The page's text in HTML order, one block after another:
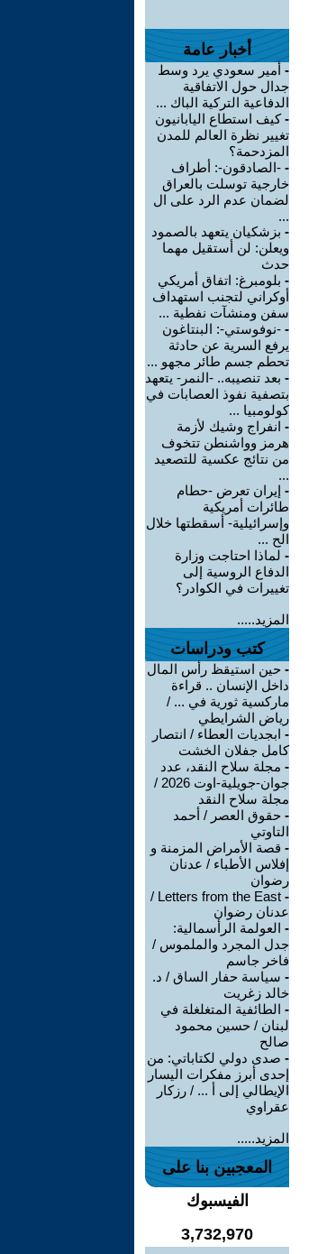
أخبار عامة
- أمير سعودي يرد وسط
جدال حول الاتفاقية
الدفاعية التركية الباك ...
-كيف استطاع اليابانيون
تغيير نظرة العالم للمدن
المزدحمة؟
- -الصادقون-: أطراف
خارجية توسلت بالعراق
لضمان عدم الرد على ال
...
- بزشكيان يتعهد بالصمود
ويعلن: لن أستقيل مهما
حدث
- بلومبرغ: اتفاق أمريكي
أوكراني لتجنب استهداف
سفن ومنشآت نفطية ...
- -نوفوستي-: البنتاغون
يرفع السرية عن حادثة
تحطم جسم طائر مجهو ...
- بعد تنصيبه.. -النمر- يتعهد
بتصفية نفوذ العصابات في
كولومبيا ...
- انفراج وشيك لأزمة
هرمز وواشنطن تتخوف
من نتائج عكسية للتصعيد
...
- إيران تعرض -حطام
طائرات أمريكية
وإسرائيلية- أسقطتها خلال
الح ...
- لماذا احتاجت وزارة
الدفاع الروسية إلى
تغييرات في الكوادر؟
المزيد.....
كتب ودراسات
- حين استيقظ رأس المال
داخل الإنسان .. قراءة
ماركسية ثورية في ... /
رياض الشرايطي
- ابجديات العطاء / انتصار
كامل جفلان الخشت
- مجلة سلاح النقد، عدد
جوان-جويلية-اوت 2026 /
مجلة سلاح النقد
- حقوق العصر / أحمد
التاوتي
- قصة الأمراض المزمنة و
إفلاس الأطباء / عدنان
رضوان
-
Letters from the East /
عدنان رضوان
- العولمة الرأسمالية:
جدل المجرد والملموس /
فاخر جاسم
- سياسة حفار الساق / د.
خالد زغريت
- الطائفية المتغلغلة في
لبنان / حسين محمود
صالح
- صدى دولي لكتاباتي: من
إحدى أبرز مفكرات اليسار
الإيطالي إلى أ ... / رزكار
عقراوي
المزيد.....
المعجبين بنا على
الفيسبوك
3,732,970